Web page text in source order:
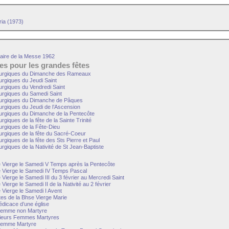
(1973)
de la Messe 1962
pour les grandes fêtes
du Dimanche des Rameaux
du Jeudi Saint
du Vendredi Saint
du Samedi Saint
du Dimanche de Pâques
du Jeudi de l’Ascension
du Dimanche de la Pentecôte
de la fête de la Sainte Trinité
de la Fête-Dieu
de la fête du Sacré-Coeur
de la fête des Sts Pierre et Paul
de la Nativité de St Jean-Baptiste
le Samedi V Temps après la Pentecôte
le Samedi IV Temps Pascal
le Samedi III du 3 février au Mercredi Saint
le Samedi II de la Nativité au 2 février
le Samedi I Avent
de la Bhse Vierge Marie
d’une église
non Martyre
Femmes Martyres
Martyre